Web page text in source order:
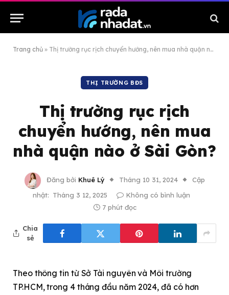
Trang chủ » Thị trường rục rịch chuyển hướng, nên mua nhà quận nào ở Sài Gòn?
THỊ TRƯỜNG BĐS
Thị trường rục rịch
chuyển hướng, nên mua
nhà quận nào ở Sài Gòn?
Đăng bởi Khuê Lý Tháng 10 31, 2024
Cập
nhật: Tháng 3 12, 2025
Không có bình luận
7 phút đọc
Chia
sẻ
Theo thông tin từ Sở Tài nguyên và Môi trường
TP.HCM, trong 4 tháng đầu năm 2024, đã có hơn